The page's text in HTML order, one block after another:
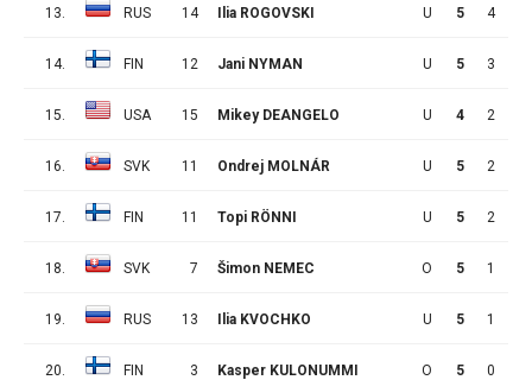
13. RUS 14 Ilia ROGOVSKI U 5 4
14. FIN 12 Jani NYMAN U 5 3
15. USA 15 Mikey DEANGELO U 4 2
16. SVK 11 Ondrej MOLNÁR U 5 2
17. FIN 11 Topi RÖNNI U 5 2
18. SVK 7 Šimon NEMEC O 5 1
19. RUS 13 Ilia KVOCHKO U 5 1
20. FIN 3 Kasper KULONUMMI O 5 0